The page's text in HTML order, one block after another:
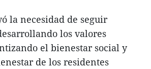
la necesidad de seguir
los valores
el bienestar social y
de los residentes